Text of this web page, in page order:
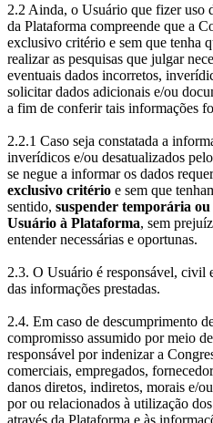
2.2 Ainda, o Usuário que fizer uso
da Plataforma compreende que a
exclusivo critério e sem que tenha
realizar as pesquisas que julgar
eventuais dados incorretos,
solicitar dados adicionais e/ou
a fim de conferir tais informações
2.2.1 Caso seja constatada a
inverídicos e/ou desatualizados
se negue a informar os dados
exclusivo critério e sem que
sentido, suspender temporária
Usuário à Plataforma, sem
entender necessárias e oportunas.
2.3. O Usuário é responsável, civil
das informações prestadas.
2.4. Em caso de descumprimento
compromisso assumido por meio
responsável por indenizar a
comerciais, empregados,
danos diretos, indiretos, morais e/
por ou relacionados à utilização
através da Plataforma e às